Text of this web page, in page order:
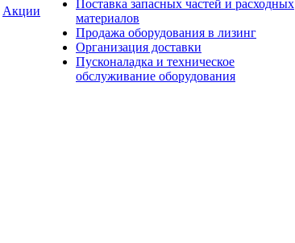
Акции
Поставка запасных частей и расходных
материалов
Продажа оборудования в лизинг
Организация доставки
Пусконаладка и техническое
обслуживание оборудования